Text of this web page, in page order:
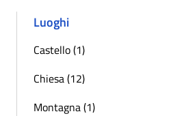
Luoghi
Castello (1)
Chiesa (12)
Montagna (1)